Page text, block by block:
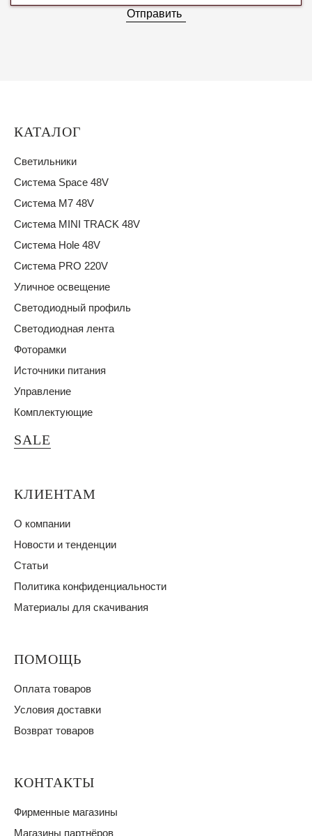
Отправить
КАТАЛОГ
Светильники
Система Space 48V
Система M7 48V
Система MINI TRACK 48V
Система Hole 48V
Система PRO 220V
Уличное освещение
Светодиодный профиль
Светодиодная лента
Фоторамки
Источники питания
Управление
Комплектующие
SALE
КЛИЕНТАМ
О компании
Новости и тенденции
Статьи
Политика конфиденциальности
Материалы для скачивания
ПОМОЩЬ
Оплата товаров
Условия доставки
Возврат товаров
КОНТАКТЫ
Фирменные магазины
Магазины партнёров